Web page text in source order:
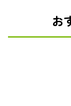
お